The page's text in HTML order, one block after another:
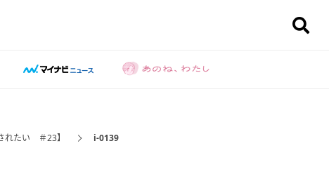
れたい ＃23】 i-0139